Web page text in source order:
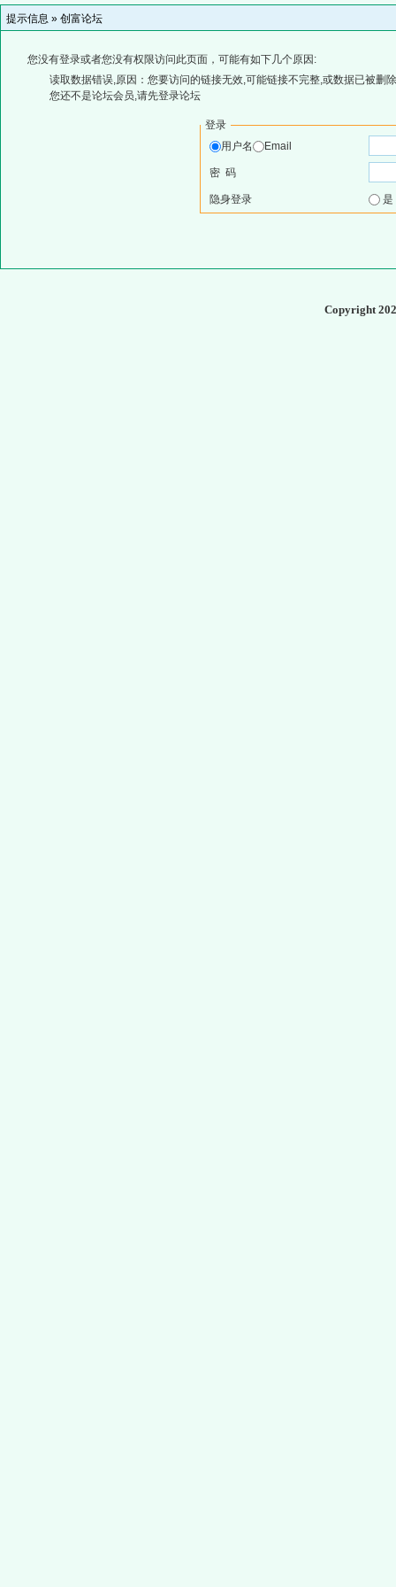
提示信息 » 创富论坛
您没有登录或者您没有权限访问此页面，可能有如下几个原因:
读取数据错误,原因：您要访问的链接无效,可能链接不完整,或数据已被删
您还不是论坛会员,请先登录论坛
登录
用户名
Email
密 码
隐身登录
Copyright